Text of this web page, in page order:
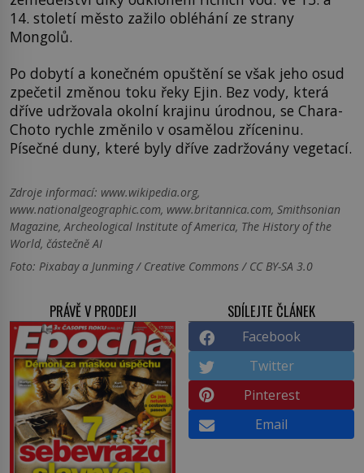
14. století město zažilo obléhání ze strany
Mongolů.
Po dobytí a konečném opuštění se však jeho osud
zpečetil změnou toku řeky Ejin. Bez vody, která
dříve udržovala okolní krajinu úrodnou, se Chara-
Choto rychle změnilo v osamělou zříceninu.
Písečné duny, které byly dříve zadržovány vegetací.
Zdroje informací: www.wikipedia.org,
www.nationalgeographic.com, www.britannica.com, Smithsonian
Magazine, Archeological Institute of America, The History of the
World, částečně AI
Foto: Pixabay a Junming / Creative Commons / CC BY-SA 3.0
PRÁVĚ V PRODEJI SDÍLEJTE ČLÁNEK
Facebook
Twitter
Pinterest
Email